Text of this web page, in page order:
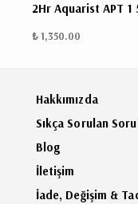
2Hr Aquarist APT 1
₺ 1,350.00
Hakkımızda
Sıkça Sorulan
Blog
İletişim
İade, Değişim &